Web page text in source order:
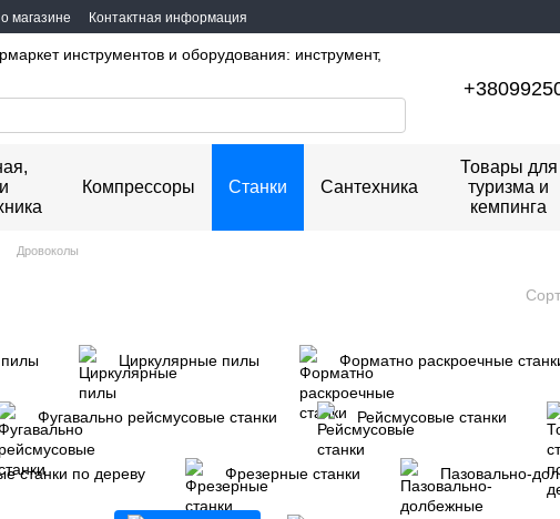
магазине Контактная информация
инструментов и оборудования: инструмент,
Компрессоры Станки Сантехника
Товары для
туризма и
кемпинга
Дровоколы
Циркулярные пилы Форматно раскроечные
Фугавально рейсмусовые станки Рейсмусовые станки
станки по дереву Фрезерные станки Пазовально-